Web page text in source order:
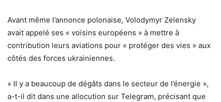
Avant même l’annonce polonaise, Volodymyr Zelensky
avait appelé ses « voisins européens » à mettre à
contribution leurs aviations pour « protéger des vies » aux
côtés des forces ukrainiennes.
« Il y a beaucoup de dégâts dans le secteur de l’énergie »,
a-t-il dit dans une allocution sur Telegram, précisant que